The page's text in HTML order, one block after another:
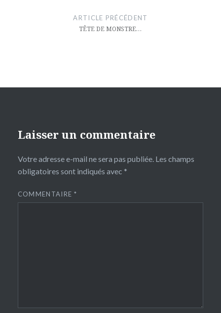
ARTICLE PRÉCÉDENT
TÊTE DE MONSTRE…
Laisser un commentaire
Votre adresse e-mail ne sera pas publiée. Les champs
obligatoires sont indiqués avec *
COMMENTAIRE*